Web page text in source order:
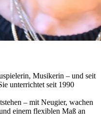
Musikerin – und seit
unterrichtet seit 1990
– mit Neugier, wachen
einem flexiblen Maß an